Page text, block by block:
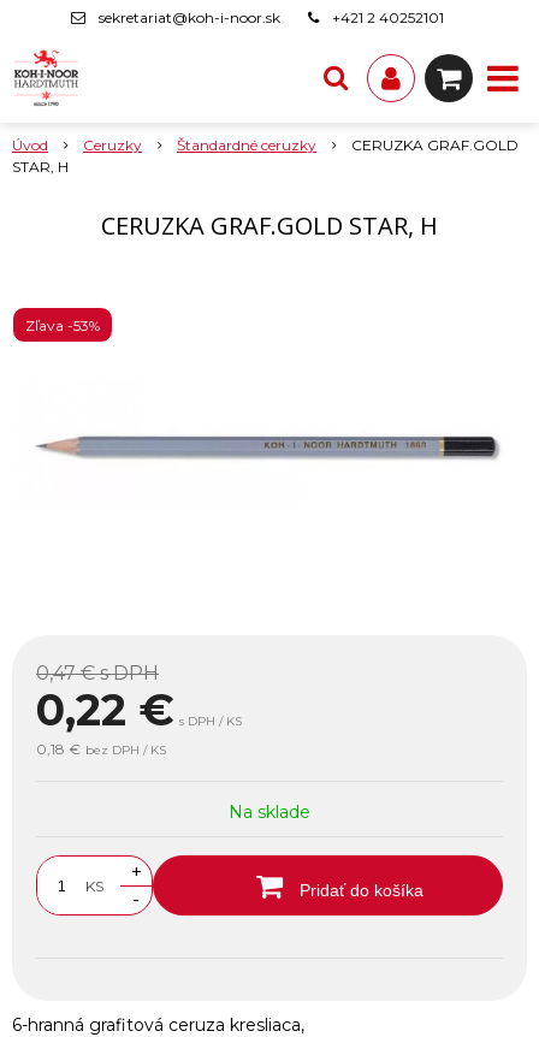
sekretariat@koh-i-noor.sk +421 2 40252101
Úvod Ceruzky Štandardné ceruzky
CERUZKA GRAF.GOLD
STAR, H
CERUZKA GRAF.GOLD STAR, H
Zľava -53%
0,47 €s DPH
0,22 € s DPH / KS
0,18 € bez DPH / KS
Na sklade
KS
+
-
Pridať do košíka
6-hranná grafitová ceruza kresliaca,